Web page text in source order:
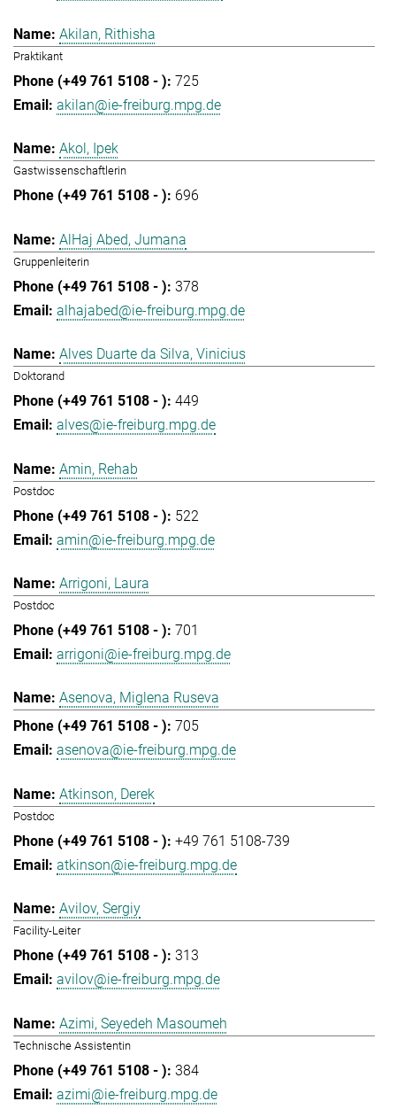
Akilan, Rithisha
Praktikant
725
akilan@ie-freiburg.mpg.de
Akol, Ipek
Gastwissenschaftlerin
696
AlHaj Abed, Jumana
Gruppenleiterin
378
alhajabed@ie-freiburg.mpg.de
Alves Duarte da Silva, Vinicius
Doktorand
449
alves@ie-freiburg.mpg.de
Amin, Rehab
Postdoc
522
amin@ie-freiburg.mpg.de
Arrigoni, Laura
Postdoc
701
arrigoni@ie-freiburg.mpg.de
Asenova, Miglena Ruseva
705
asenova@ie-freiburg.mpg.de
Atkinson, Derek
Postdoc
+49 761 5108-739
atkinson@ie-freiburg.mpg.de
Avilov, Sergiy
Facility-Leiter
313
avilov@ie-freiburg.mpg.de
Azimi, Seyedeh Masoumeh
Technische Assistentin
384
azimi@ie-freiburg.mpg.de